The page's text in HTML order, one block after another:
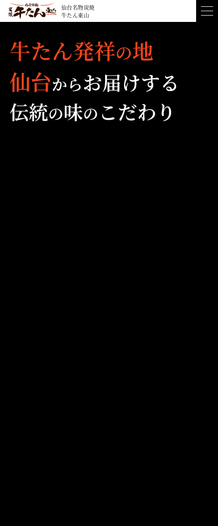
仙台名物炭焼
牛たん東山